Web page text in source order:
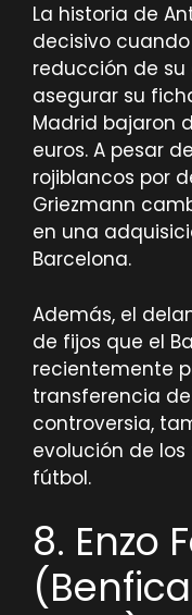
La historia de
decisivo
reducción de su
asegurar su
Madrid bajaron
euros. A pesar
rojiblancos por
Griezmann
en una
Barcelona.
Además, el
de fijos que el
recientemente
transferencia
controversia,
evolución de
fútbol.
8. Enzo